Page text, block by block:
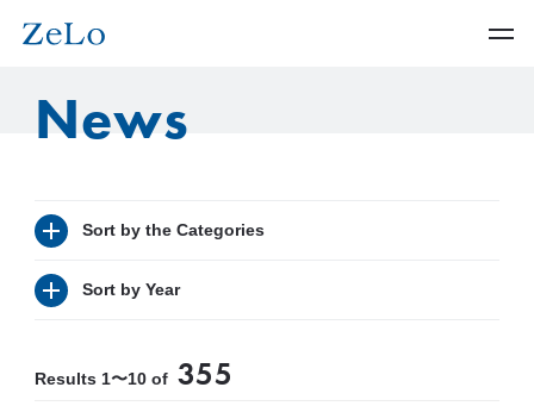
News
Sort by the Categories
Sort by Year
Results 1〜10 of 355